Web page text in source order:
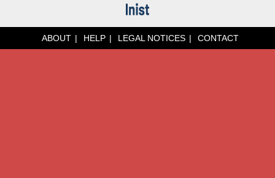
ABOUT HELP LEGAL NOTICES CONTACT